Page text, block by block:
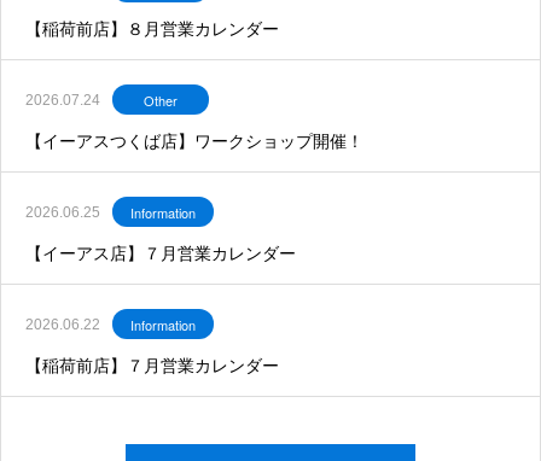
【稲荷前店】８月営業カレンダー
2026.07.24 Other
【イーアスつくば店】ワークショップ開催！
2026.06.25 Information
【イーアス店】７月営業カレンダー
2026.06.22 Information
【稲荷前店】７月営業カレンダー